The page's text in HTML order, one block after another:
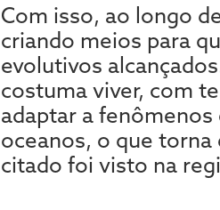
Com isso, ao longo
criando meios para
evolutivos
costuma viver, com
adaptar a
oceanos, o que torna
citado foi visto na